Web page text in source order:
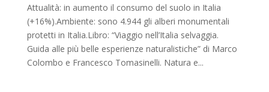
Attualità: in aumento il consumo del suolo in Italia
(+16%).Ambiente: sono 4.944 gli alberi monumentali
protetti in Italia.Libro: “Viaggio nell’Italia selvaggia.
Guida alle più belle esperienze naturalistiche” di Marco
Colombo e Francesco Tomasinelli. Natura e...